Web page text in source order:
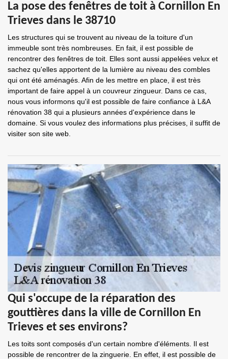
La pose des fenêtres de toit à Cornillon En
Trieves dans le 38710
Les structures qui se trouvent au niveau de la toiture d'un
immeuble sont très nombreuses. En fait, il est possible de
rencontrer des fenêtres de toit. Elles sont aussi appelées velux et
sachez qu'elles apportent de la lumière au niveau des combles
qui ont été aménagés. Afin de les mettre en place, il est très
important de faire appel à un couvreur zingueur. Dans ce cas,
nous vous informons qu'il est possible de faire confiance à L&A
rénovation 38 qui a plusieurs années d'expérience dans le
domaine. Si vous voulez des informations plus précises, il suffit de
visiter son site web.
Qui s'occupe de la réparation des
gouttières dans la ville de Cornillon En
Trieves et ses environs?
Les toits sont composés d'un certain nombre d'éléments. Il est
possible de rencontrer de la zinguerie. En effet, il est possible de